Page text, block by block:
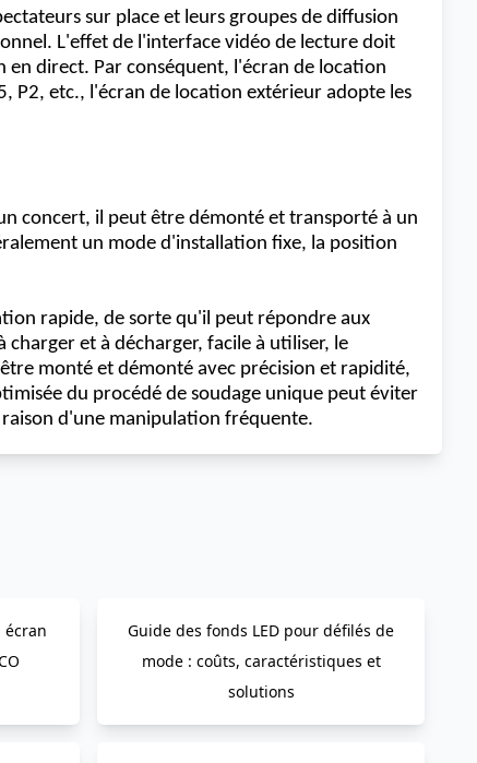
sur place et leurs groupes de diffusion
L'effet de l'interface vidéo de lecture doit
direct. Par conséquent, l'écran de location
P2, etc., l'écran de location extérieur adopte les
concert, il peut être démonté et transporté à un
un mode d'installation fixe, la position
rapide, de sorte qu'il peut répondre aux
et à décharger, facile à utiliser, le
monté et démonté avec précision et rapidité,
du procédé de soudage unique peut éviter
raison d'une manipulation fréquente.
écran
Guide des fonds LED pour défilés de
mode : coûts, caractéristiques et
solutions